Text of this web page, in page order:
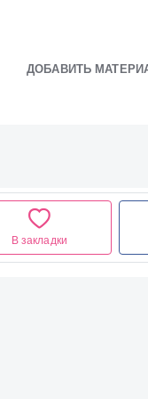
ДОБАВИТЬ
В закладки